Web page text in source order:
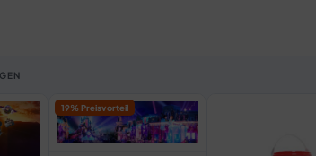
19% Preisvorteil